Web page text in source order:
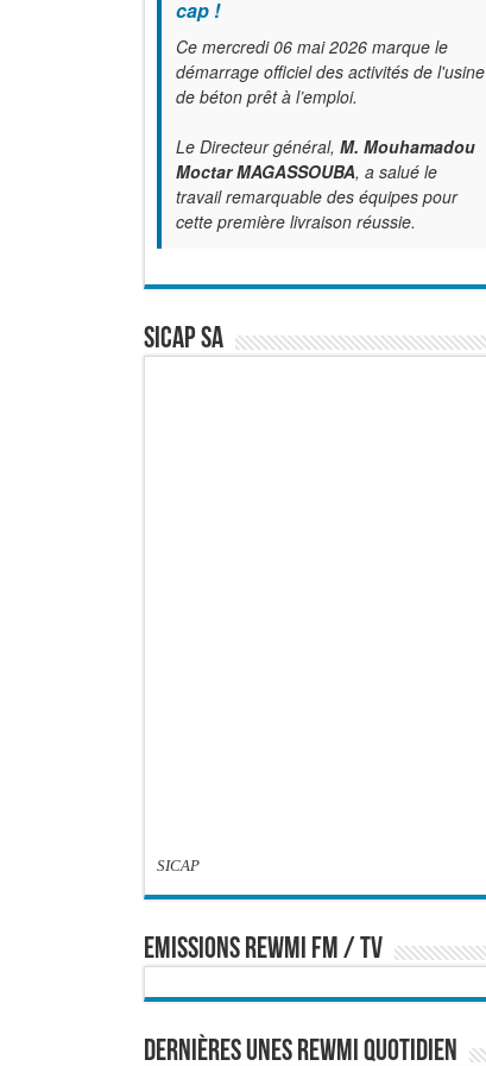
cap !
Ce mercredi 06 mai 2026 marque le
démarrage officiel des activités de l'usine
de béton prêt à l’emploi.
Le Directeur général, M. Mouhamadou
Moctar MAGASSOUBA, a salué le
travail remarquable des équipes pour
cette première livraison réussie.
SICAP SA
SICAP
EMISSIONS REWMI FM / TV
Dernières Unes Rewmi Quotidien